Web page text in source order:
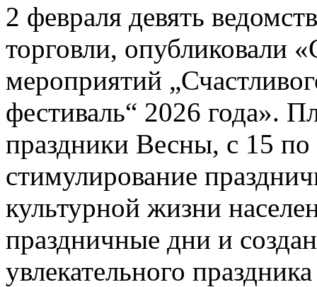
2 февраля девять
торговли, опубликовали
мероприятий
фестиваль“ 2026 года».
праздники Весны, с 15 по
стимулирование
культурной жизни
праздничные дни и
увлекательного